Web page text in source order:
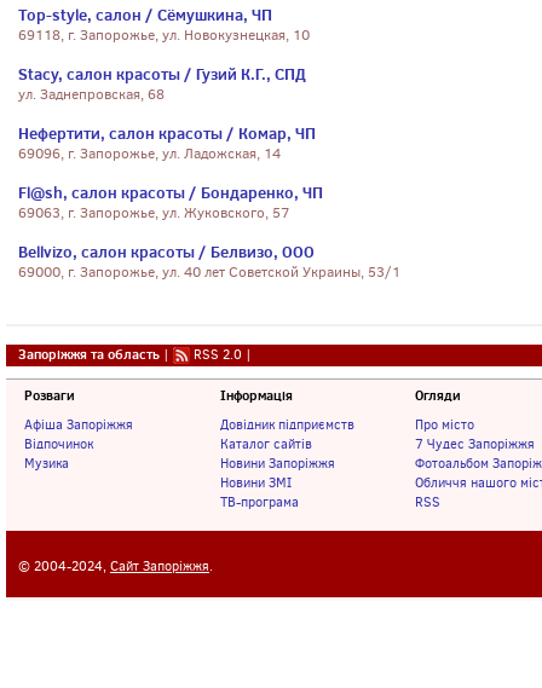
Top-style, салон / Сёмушкина, ЧП
69118, г. Запорожье, ул. Новокузнецкая, 10
Stacy, салон красоты / Гузий К.Г., СПД
ул. Заднепровская, 68
Нефертити, салон красоты / Комар, ЧП
69096, г. Запорожье, ул. Ладожская, 14
Fl@sh, салон красоты / Бондаренко, ЧП
69063, г. Запорожье, ул. Жуковского, 57
Bellvizo, салон красоты / Белвизо, ООО
69000, г. Запорожье, ул. 40 лет Советской Украины, 53/1
Запоріжжя та область | RSS 2.0 |
Розваги
Афіша Запоріжжя
Відпочинок
Музика
Інформація
Довідник підприємств
Каталог сайтів
Новини Запоріжжя
Новини ЗМІ
ТВ-програма
Огляди
Про місто
7 Чудес Запоріжжя
Фотоальбом
Обличчя нашого
RSS
© 2004-2024, Сайт Запоріжжя.